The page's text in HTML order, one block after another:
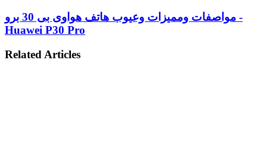
مواصفات ومميزات وعيوب هاتف هواوى بى 30 برو -
Huawei P30 Pro
Related Articles